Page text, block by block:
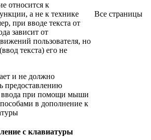
относится к
а не к технике
при вводе текста от
зависит от
пользователя, но
текста) его не
и не должно
предоставлению
ввода при помощи мыши
в дополнение к
Все страницы
с клавиатуры